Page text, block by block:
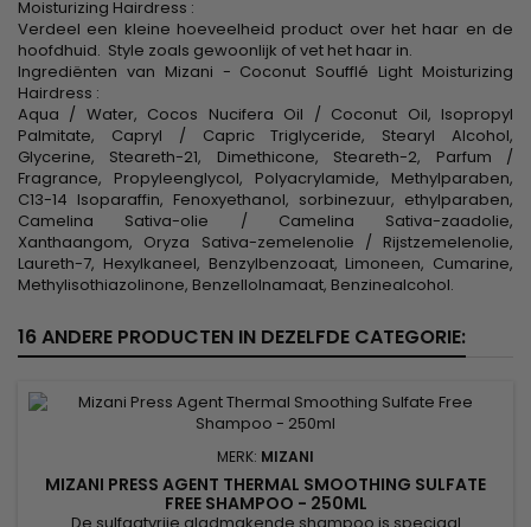
Moisturizing Hairdress :
Verdeel een kleine hoeveelheid product over het haar en de
hoofdhuid. Style zoals gewoonlijk of vet het haar in.
Ingrediënten van Mizani - Coconut Soufflé Light Moisturizing
Hairdress :
Aqua / Water, Cocos Nucifera Oil / Coconut Oil, Isopropyl
Palmitate, Capryl / Capric Triglyceride, Stearyl Alcohol,
Glycerine, Steareth-21, Dimethicone, Steareth-2, Parfum /
Fragrance, Propyleenglycol, Polyacrylamide, Methylparaben,
C13-14 Isoparaffin, Fenoxyethanol, sorbinezuur, ethylparaben,
Camelina Sativa-olie / Camelina Sativa-zaadolie,
Xanthaangom, Oryza Sativa-zemelenolie / Rijstzemelenolie,
Laureth-7, Hexylkaneel, Benzylbenzoaat, Limoneen, Cumarine,
Methylisothiazolinone, Benzellolnamaat, Benzinealcohol.
16 ANDERE PRODUCTEN IN DEZELFDE CATEGORIE:
MERK: MIZANI
MIZANI PRESS AGENT THERMAL SMOOTHING SULFATE
FREE SHAMPOO - 250ML